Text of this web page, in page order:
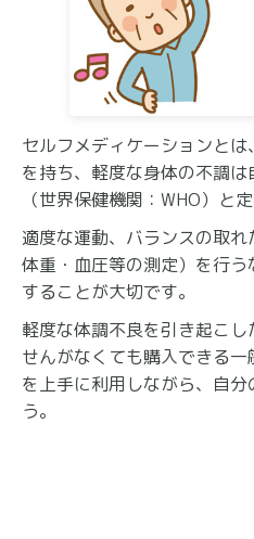
セルフメディケーションと
を持ち、軽度な身体の不調は
（世界保健機関：WHO）と
適度な運動、バランスの取れ
体重・血圧等の測定）を行
することが大切です。
軽度な体調不良を引き起こ
せんがなくても購入できる一
を上手に利用しながら、自
う。